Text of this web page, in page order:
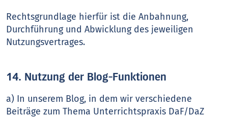
Rechtsgrundlage hierfür ist die Anbahnung,
Durchführung und Abwicklung des jeweiligen
Nutzungsvertrages.
14. Nutzung der Blog-Funktionen
a) In unserem Blog, in dem wir verschiedene
Beiträge zum Thema Unterrichtspraxis DaF/DaZ